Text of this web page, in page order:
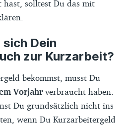
hast, solltest Du das mit
Dein
zur Kurzarbeit?
bekommst, musst Du
Vorjahr verbraucht haben.
Du grundsätzlich nicht ins
wenn Du Kurzarbeitergeld